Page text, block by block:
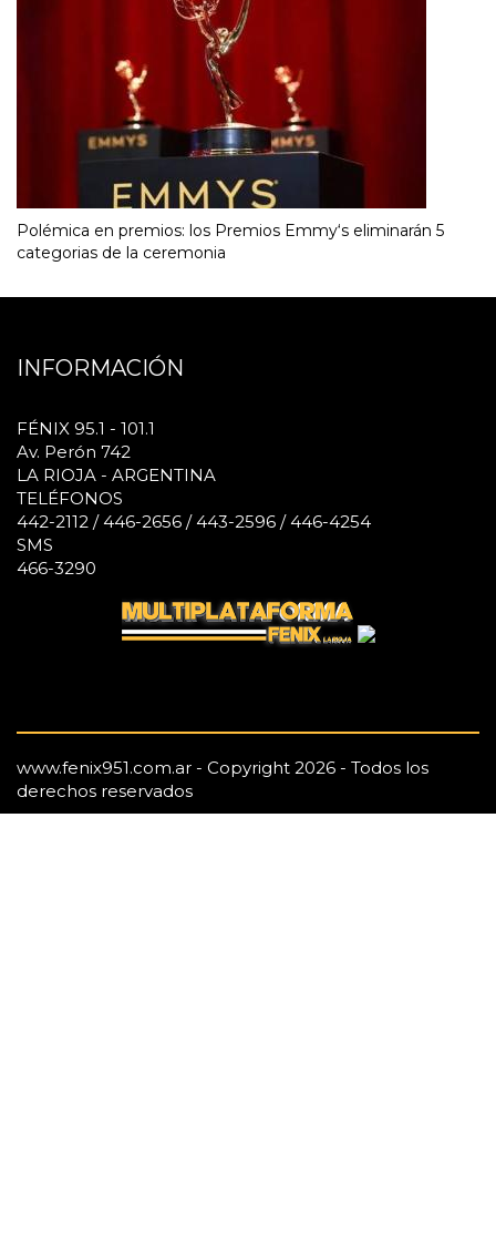
Polémica en premios: los Premios Emmy‘s eliminarán 5
categorias de la ceremonia
INFORMACIÓN
FÉNIX 95.1 - 101.1
Av. Perón 742
LA RIOJA - ARGENTINA
TELÉFONOS
442-2112 / 446-2656 / 443-2596 / 446-4254
SMS
466-3290
www.fenix951.com.ar - Copyright 2026 - Todos los
derechos reservados